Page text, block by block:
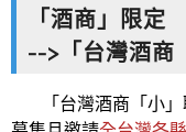
「酒商」限定
-->「台灣酒商
「台灣酒商「小」